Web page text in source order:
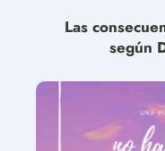
Las
según